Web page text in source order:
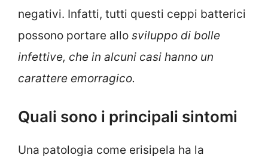
negativi. Infatti, tutti questi ceppi batterici
possono portare allo sviluppo di bolle
infettive, che in alcuni casi hanno un
carattere emorragico.
Quali sono i principali sintomi
Una patologia come erisipela ha la